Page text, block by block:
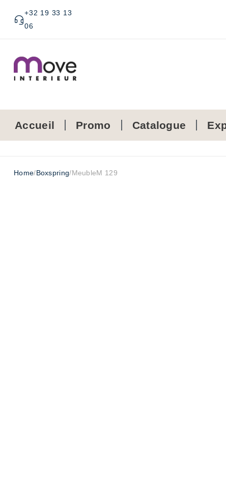
+32 19 33 13
06
Accueil Promo Catalogue
Home/Boxspring/MeubleM 129